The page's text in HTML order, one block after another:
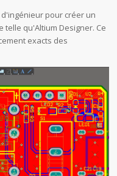
pour créer un
qu'Altium Designer. Ce
exacts des